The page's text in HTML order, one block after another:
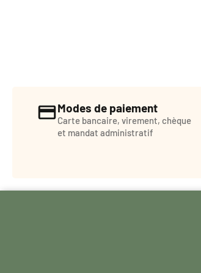
Modes de paiement
Carte bancaire, virement, chèque
et mandat administratif